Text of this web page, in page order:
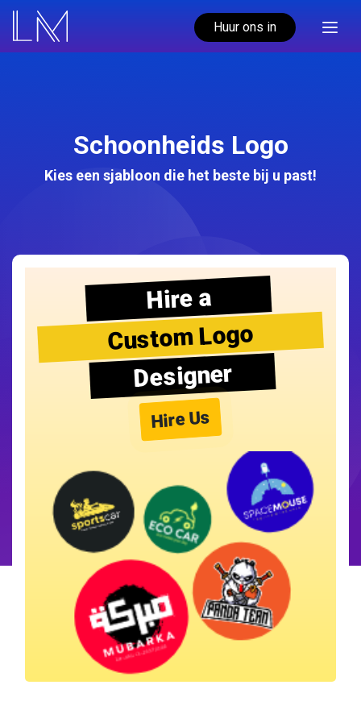
Huur ons in
Schoonheids Logo
Kies een sjabloon die het beste bij u past!
Hire a
Custom Logo
Designer
Hire Us